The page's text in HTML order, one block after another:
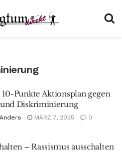
10-Punkte Aktionsplan gegen
und Diskriminierung
MÄRZ 7, 2025
0
– Rassismus ausschalten